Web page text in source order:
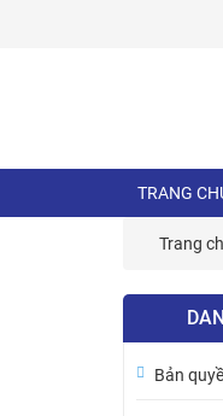
TRANG
Trang
Bản